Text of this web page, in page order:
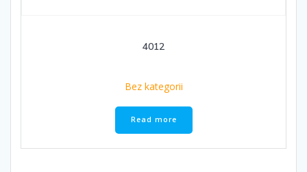
4012
Bez kategorii
Read more